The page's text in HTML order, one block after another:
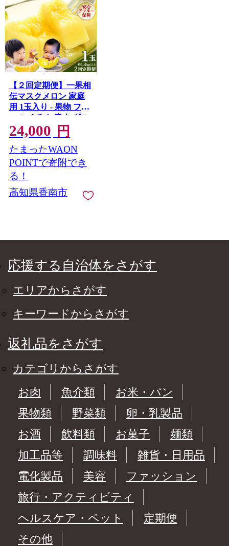
【２回定期便】一果相
伝マスクメロン 家庭
用 1玉入り - 果物 フル
ーツ めろん 青肉 ギフ
ト 自宅用 ジューシー
果汁 至福 美味しい ソ
ーダ シロップに 甘い
ケーキに あまい 篤農
産地直送 高知県 香南
市 常温 Wtn-0057
24,000 円
たまったWAON
POINTで寄附でき
る！
高知県香南市
応援する自治体をさがす
エリアからさがす
キーワードからさがす
返礼品をさがす
カテゴリからさがす
お肉
魚介類
お米・パン
果物類
野菜類
卵・乳製品
お酒
飲料類 お菓子
麺類
加工品等
調味料
雑貨・日用品
電化製品
美容
ファッション
旅行・アクティビティ
ヘルスケア・ペット
定期便
その他